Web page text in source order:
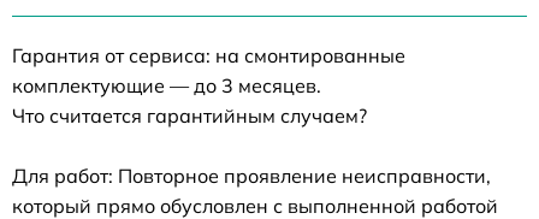
Гарантия от сервиса: на смонтированные
комплектующие — до 3 месяцев.
Что считается гарантийным случаем?
Для работ: Повторное проявление неисправности,
который прямо обусловлен с выполненной работой